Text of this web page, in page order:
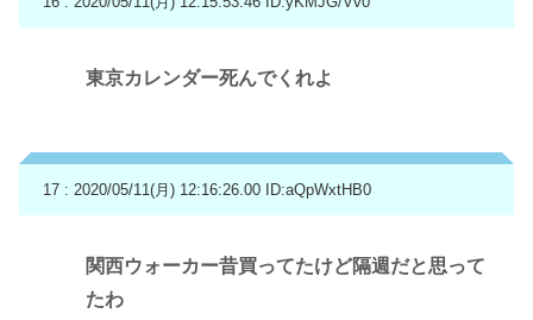
東京カレンダー死んでくれよ
17 : 2020/05/11(月) 12:16:26.00 ID:aQpWxtHB0
関西ウォーカー昔買ってたけど隔週だと思って
たわ